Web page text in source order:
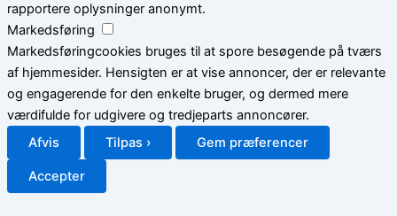
rapportere oplysninger anonymt.
Markedsføring
Markedsføringcookies bruges til at spore besøgende på tværs
af hjemmesider. Hensigten er at vise annoncer, der er relevante
og engagerende for den enkelte bruger, og dermed mere
værdifulde for udgivere og tredjeparts annoncører.
Afvis
Tilpas › Gem præferencer
Accepter